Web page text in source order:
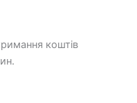
коштів